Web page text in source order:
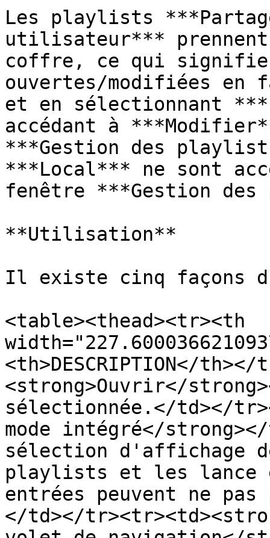
Les playlists
utilisateur***
coffre, ce qui signifie
ouvertes/modifiées
et en sélectionnant
accédant à
***Gestion des
***Local*** ne sont
fenêtre ***Gestion
**Utilisation**
Il existe cinq façons
<table><thead><tr><th
<th>DESCRIPTION</
<strong>Ouvrir</
sélectionnée.</td></
mode intégré</
sélection d'affichage
playlists et les lance
entrées peuvent ne pas
</td></